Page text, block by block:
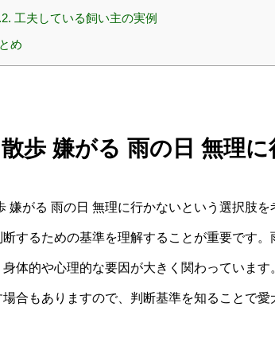
工夫している飼い主の実例
め
歩 嫌がる 雨の日 無理
嫌がる 雨の日 無理に行かないという選択肢
断するための基準を理解することが重要です
身体的や心理的な要因が大きく関わっていま
合もありますので、判断基準を知ることで愛